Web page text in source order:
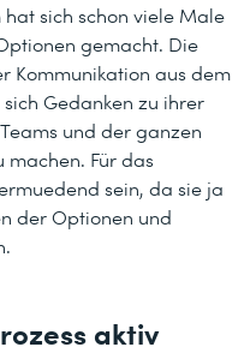
sich schon viele Male
gemacht. Die
Kommunikation aus dem
Gedanken zu ihrer
und der ganzen
Für das
sein, da sie ja
der Optionen und
aktiv